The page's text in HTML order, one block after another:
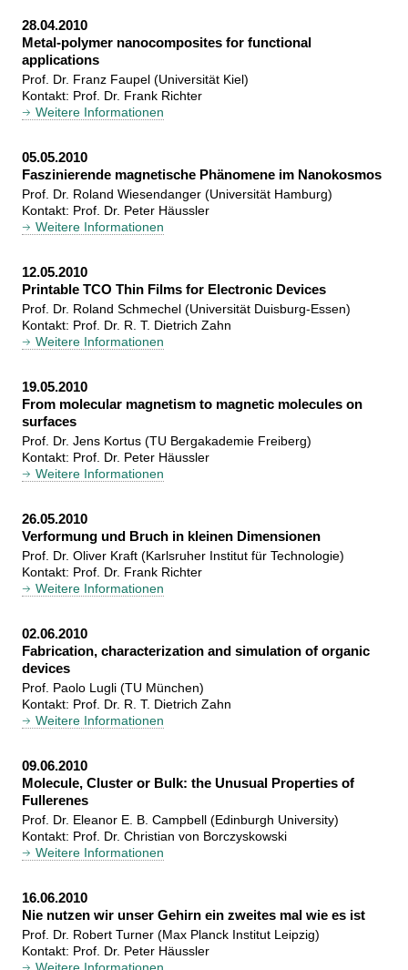
28.04.2010
Metal-polymer nanocomposites for functional
applications
Prof. Dr. Franz Faupel (Universität Kiel)
Kontakt: Prof. Dr. Frank Richter
Weitere Informationen
05.05.2010
Faszinierende magnetische Phänomene im Nanokosmos
Prof. Dr. Roland Wiesendanger (Universität Hamburg)
Kontakt: Prof. Dr. Peter Häussler
Weitere Informationen
12.05.2010
Printable TCO Thin Films for Electronic Devices
Prof. Dr. Roland Schmechel (Universität Duisburg-Essen)
Kontakt: Prof. Dr. R. T. Dietrich Zahn
Weitere Informationen
19.05.2010
From molecular magnetism to magnetic molecules on
surfaces
Prof. Dr. Jens Kortus (TU Bergakademie Freiberg)
Kontakt: Prof. Dr. Peter Häussler
Weitere Informationen
26.05.2010
Verformung und Bruch in kleinen Dimensionen
Prof. Dr. Oliver Kraft (Karlsruher Institut für Technologie)
Kontakt: Prof. Dr. Frank Richter
Weitere Informationen
02.06.2010
Fabrication, characterization and simulation of organic
devices
Prof. Paolo Lugli (TU München)
Kontakt: Prof. Dr. R. T. Dietrich Zahn
Weitere Informationen
09.06.2010
Molecule, Cluster or Bulk: the Unusual Properties of
Fullerenes
Prof. Dr. Eleanor E. B. Campbell (Edinburgh University)
Kontakt: Prof. Dr. Christian von Borczyskowski
Weitere Informationen
16.06.2010
Nie nutzen wir unser Gehirn ein zweites mal wie es ist
Prof. Dr. Robert Turner (Max Planck Institut Leipzig)
Kontakt: Prof. Dr. Peter Häussler